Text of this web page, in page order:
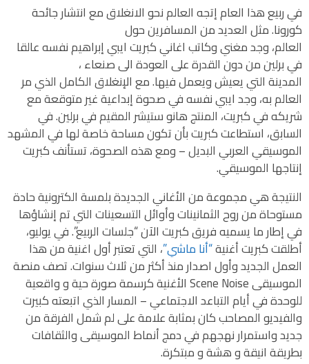
في ربيع هذا العام إتجه العالم نحو الانغلاق مع انتشار جائحة
كورونا. مثل العديد من المسافرين حول
العالم، وجد مغني وكاتب اغاني كبريت ايبي إبراهيم نفسه عالقا
في برلين من دون القدرة على العودة الى صنعاء ،
المدينة التي يعيش ويعمل فيها. مع الإنغلاق الكامل الذي مر
العالم به، وجد ايبي نفسه في صحوة إبداعية غير متوقعة مع
شريكه في كبريت، المنتج هانو ستيشر المقيم في برلين. في
السابق، استطاعت كبريت بأن تكون مساحة خاصة لها في المشهد
الموسيقي العربي البديل – ومع هذه الصحوة، تستأنف كبريت
إنتاجها الموسيقي.
النتيجة هي مجموعة من الأغاني الجديدة بلمسة الكترونية حادة
مستوحاة من روح الثمانينات وأوائل التسعينات التي تم إنشاؤها
في إطار ما يسميه فريق كبريت الآن “جلسات الربيع”. في يوليو،
أطلقت كبريت أغنية“أنا ماشي”، التي تعتبر أول اغنية من هذا
العمل الجديد وأول اصدار منذ أكثر من ثلاث سنوات. تصف منصة
الموسيقى Scene Noise الأغنية كرسمة صورة حية و واقعية
للوحدة في أيام التباعد الاجتماعي – المسار الذي اتبعته كبيرت
والفيديو المصاحب كان بمثابة علامة على لم شمل الفرقة من
جديد واستمرار نهجهم في دمج أنماط الموسيقى والثقافات
بطريقة انيقة و هشة و مبتكرة.